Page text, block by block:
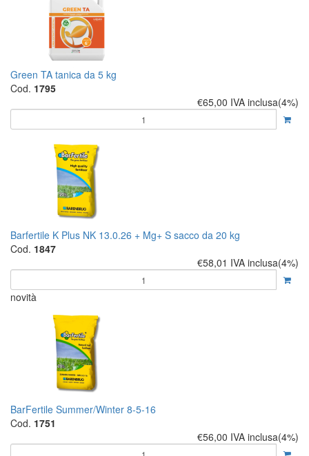
Green TA tanica da 5 kg
Cod. 1795
€65,00 IVA inclusa(4%)
Barfertile K Plus NK 13.0.26 + Mg+ S sacco da 20 kg
Cod. 1847
€58,01 IVA inclusa(4%)
novità
BarFertile Summer/Winter 8-5-16
Cod. 1751
€56,00 IVA inclusa(4%)